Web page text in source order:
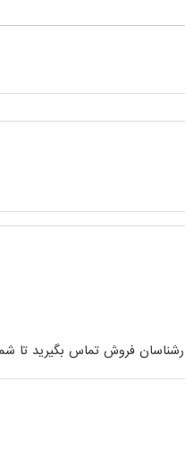
فروش تماس بگیرید تا